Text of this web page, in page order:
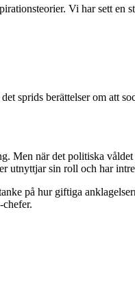
Vi har sett en
sprids berättelser om att
när det politiska
utnyttjar sin roll och har
på hur giftiga